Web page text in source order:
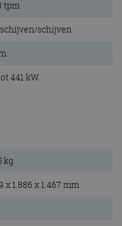
tpm
schijven/schijven
441 kW
kg
x 1.886 x 1.467 mm